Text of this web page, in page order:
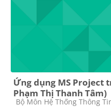
Ứng dụng MS Project
Phạm Thị Thanh Tâm)
Course category
Bộ Môn Hệ Thống Thông